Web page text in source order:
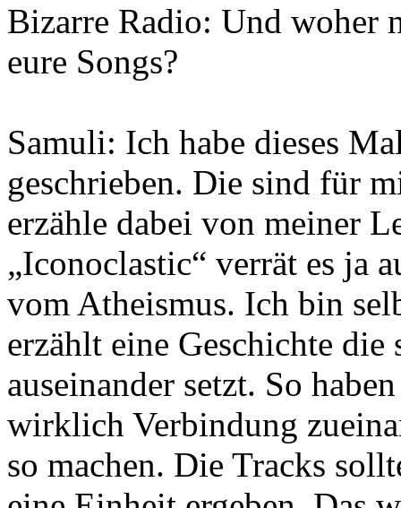
Bizarre Radio: Und woher
eure Songs?
Samuli: Ich habe dieses
geschrieben. Die sind für
erzähle dabei von meiner
„Iconoclastic“ verrät es ja
vom Atheismus. Ich bin
erzählt eine Geschichte
auseinander setzt. So
wirklich Verbindung
so machen. Die Tracks